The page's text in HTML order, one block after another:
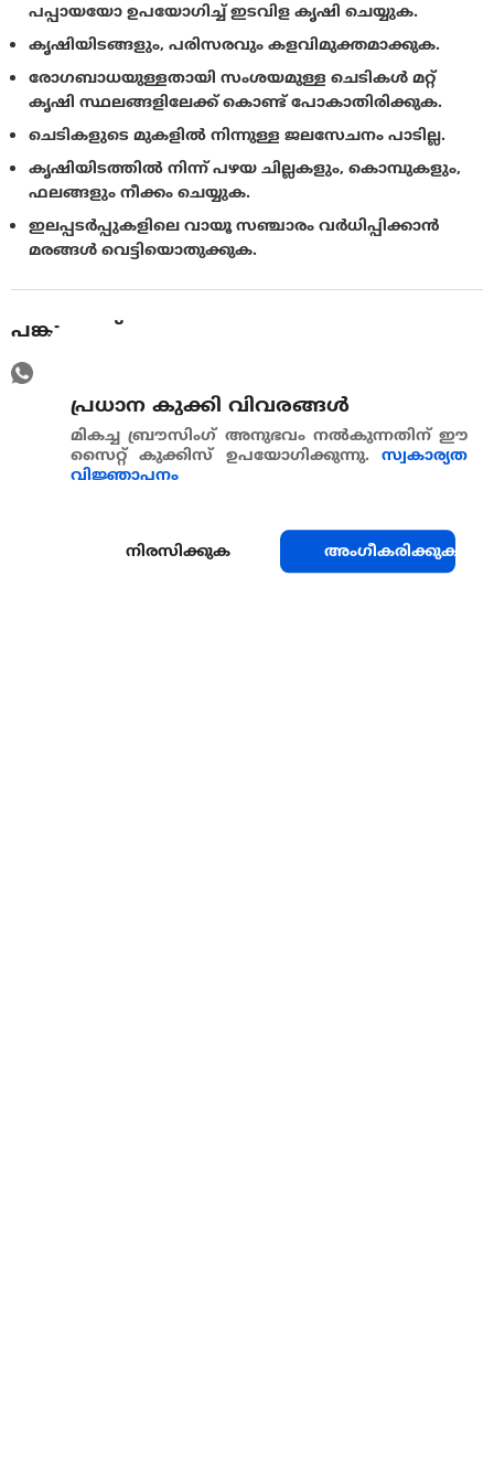
പപ്പായയോ ഉപയോഗിച്ച് ഇടവിള കൃഷി ചെയ്യുക.
കൃഷിയിടങ്ങളും, പരിസരവും കളവിമുക്തമാക്കുക.
രോഗബാധയുള്ളതായി സംശയമുള്ള ചെടികൾ മറ്റ്
കൃഷി സ്ഥലങ്ങളിലേക്ക് കൊണ്ട് പോകാതിരിക്കുക.
ചെടികളുടെ മുകളില്‍ നിന്നുള്ള ജലസേചനം പാടില്ല.
കൃഷിയിടത്തിൽ നിന്ന് പഴയ ചില്ലകളും, കൊമ്പുകളും,
ഫലങ്ങളും നീക്കം ചെയ്യുക.
ഇലപ്പടർപ്പുകളിലെ വായൂ സഞ്ചാരം വര്‍ധിപ്പിക്കാന്‍
മരങ്ങൾ വെട്ടിയൊതുക്കുക.
പങ്കുവെയ്ക്കുക
പ്രധാന കുക്കി വിവരങ്ങള്‍
മികച്ച ബ്രൗസിംഗ് അനുഭവം നൽകുന്നതിന് ഈ
സൈറ്റ് കുക്കിസ് ഉപയോഗിക്കുന്നു. സ്വകാര്യത
വിജ്ഞാപനം
നിരസിക്കുക അംഗീകരിക്കുക